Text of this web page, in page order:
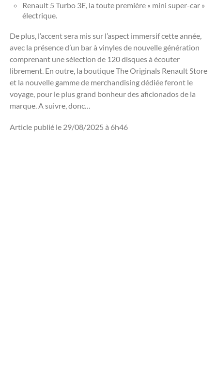
Renault 5 Turbo 3E, la toute première « mini super-car »
électrique.
De plus, l’accent sera mis sur l’aspect immersif cette année,
avec la présence d’un bar à vinyles de nouvelle génération
comprenant une sélection de 120 disques à écouter
librement. En outre, la boutique The Originals Renault Store
et la nouvelle gamme de merchandising dédiée feront le
voyage, pour le plus grand bonheur des aficionados de la
marque. A suivre, donc…
Article publié le 29/08/2025 à 6h46